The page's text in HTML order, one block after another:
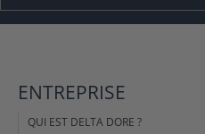
ENTREPRISE
QUI EST DELTA DORE ?